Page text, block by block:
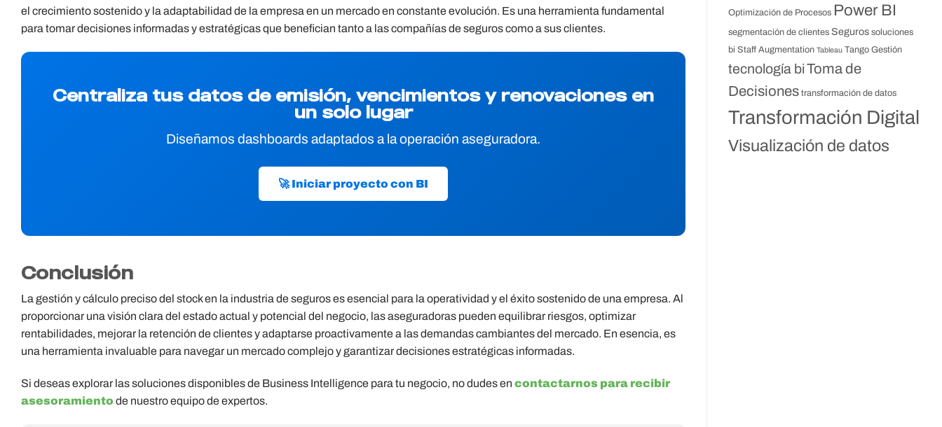
el crecimiento sostenido y la adaptabilidad de la empresa en un mercado en constante evolución. Es una herramienta fundamental
para tomar decisiones informadas y estratégicas que benefician tanto a las compañías de seguros como a sus clientes.
Centraliza tus datos de emisión, vencimientos y renovaciones en
un solo lugar
Diseñamos dashboards adaptados a la operación aseguradora.
🚀 Iniciar proyecto con BI
Conclusión
La gestión y cálculo preciso del stock en la industria de seguros es esencial para la operatividad y el éxito sostenido de una empresa. Al
proporcionar una visión clara del estado actual y potencial del negocio, las aseguradoras pueden equilibrar riesgos, optimizar
rentabilidades, mejorar la retención de clientes y adaptarse proactivamente a las demandas cambiantes del mercado. En esencia, es
una herramienta invaluable para navegar un mercado complejo y garantizar decisiones estratégicas informadas.
Si deseas explorar las soluciones disponibles de Business Intelligence para tu negocio, no dudes en contactarnos para recibir
asesoramiento de nuestro equipo de expertos.
Optimización de Procesos Power BI
segmentación de clientes Seguros soluciones
bi Staff Augmentation Tableau Tango Gestión
tecnología biToma de
Decisiones transformación de datos
Transformación Digital
Visualización de datos